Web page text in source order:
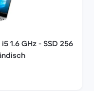
1.6 GHz - SSD 256